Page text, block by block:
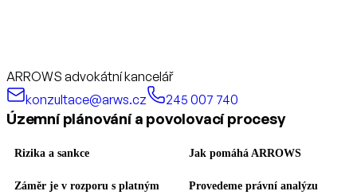
ARROWS advokátní kancelář
konzultace@arws.cz
245 007 740
Územní plánování a povolovací procesy
Rizika a sankce Jak pomáhá ARROWS
Záměr je v rozporu s platným
Provedeme právní analýzu